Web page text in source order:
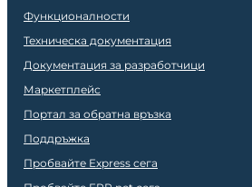
Функционалности
Техническа документация
Документация за разработчици
Маркетплейс
Портал за обратна връзка
Поддръжка
Пробвайте Express сега